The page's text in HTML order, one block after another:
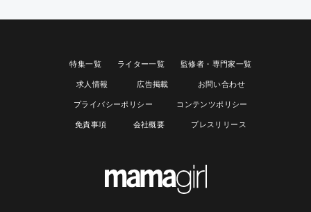
特集一覧 ライター一覧 監修者・専門家一覧
求人情報 広告掲載 お問い合わせ
プライバシーポリシー コンテンツポリシー
免責事項 会社概要 プレスリリース